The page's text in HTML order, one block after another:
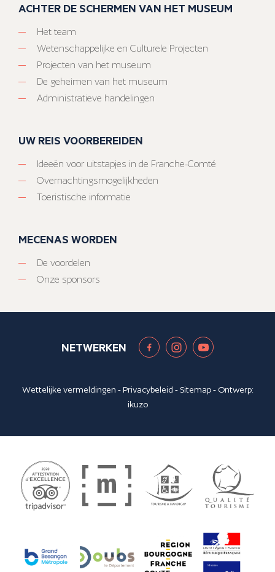
ACHTER DE SCHERMEN VAN HET MUSEUM
Het team
Wetenschappelijke en Culturele Projecten
Projecten van het museum
De geheimen van het museum
Administratieve handelingen
UW REIS VOORBEREIDEN
Ideeën voor uitstapjes in de Franche-Comté
Overnachtingsmogelijkheden
Toeristische informatie
MECENAS WORDEN
De voordelen
Onze sponsors
NETWERKEN
Wettelijke vermeldingen -Privacybeleid - Sitemap- Ontwerp:
ikuzo